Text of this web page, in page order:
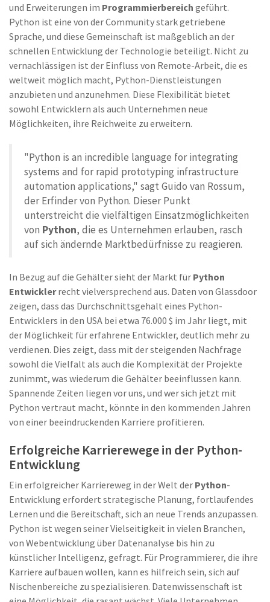
und Erweiterungen im Programmierbereich geführt.
Python ist eine von der Community stark getriebene
Sprache, und diese Gemeinschaft ist maßgeblich an der
schnellen Entwicklung der Technologie beteiligt. Nicht zu
vernachlässigen ist der Einfluss von Remote-Arbeit, die es
weltweit möglich macht, Python-Dienstleistungen
anzubieten und anzunehmen. Diese Flexibilität bietet
sowohl Entwicklern als auch Unternehmen neue
Möglichkeiten, ihre Reichweite zu erweitern.
"Python is an incredible language for integrating
systems and for rapid prototyping infrastructure
automation applications," sagt Guido van Rossum,
der Erfinder von Python. Dieser Punkt
unterstreicht die vielfältigen Einsatzmöglichkeiten
von Python, die es Unternehmen erlauben, rasch
auf sich ändernde Marktbedürfnisse zu reagieren.
In Bezug auf die Gehälter sieht der Markt für Python
Entwicklerrecht vielversprechend aus. Daten von Glassdoor
zeigen, dass das Durchschnittsgehalt eines Python-
Entwicklers in den USA bei etwa 76.000 $ im Jahr liegt, mit
der Möglichkeit für erfahrene Entwickler, deutlich mehr zu
verdienen. Dies zeigt, dass mit der steigenden Nachfrage
sowohl die Vielfalt als auch die Komplexität der Projekte
zunimmt, was wiederum die Gehälter beeinflussen kann.
Spannende Zeiten liegen vor uns, und wer sich jetzt mit
Python vertraut macht, könnte in den kommenden Jahren
von einer beeindruckenden Karriere profitieren.
Erfolgreiche Karrierewege in der Python-
Entwicklung
Ein erfolgreicher Karriereweg in der Welt der Python-
Entwicklung erfordert strategische Planung, fortlaufendes
Lernen und die Bereitschaft, sich an neue Trends anzupassen.
Python ist wegen seiner Vielseitigkeit in vielen Branchen,
von Webentwicklung über Datenanalyse bis hin zu
künstlicher Intelligenz, gefragt. Für Programmierer, die ihre
Karriere aufbauen wollen, kann es hilfreich sein, sich auf
Nischenbereiche zu spezialisieren. Datenwissenschaft ist